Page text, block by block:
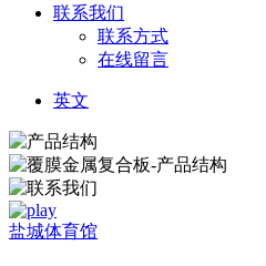
联系我们
联系方式
在线留言
英文
盐城体育馆